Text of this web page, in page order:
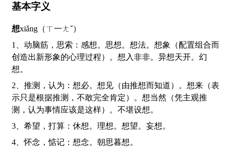
基本字义
想xiǎng（ㄒ一ㄤˇ）
1、动脑筋，思索：感想。思想。想法。想象（配置组合而
创造出新形象的心理过程）。想入非非。异想天开。幻
想。
2、推测，认为：想必。想见（由推想而知道）。想来（表
示只是根据推测，不敢完全肯定）。想当然（凭主观推
测，认为事情应该是这样）。不堪设想。
3、希望，打算：休想。理想。想望。妄想。
4、怀念，惦记：想念。朝思暮想。